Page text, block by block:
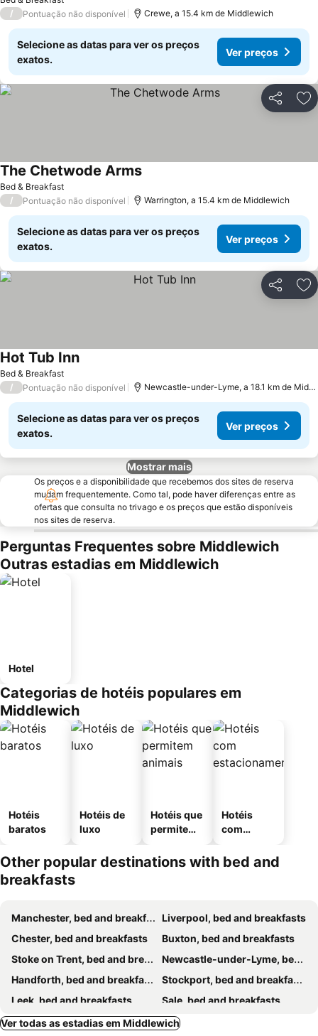
/ Pontuação não disponível Crewe, a 15.4 km de Middlewich
Selecione as datas para ver os preços
exatos.
Ver preços
Partilhar
Bed & Breakfast
The Chetwode Arms
/ Pontuação não disponível Warrington, a 15.4 km de Middlewich
Selecione as datas para ver os preços
exatos.
Ver preços
Partilhar
Bed & Breakfast
Hot Tub Inn
/ Pontuação não disponível Newcastle-under-Lyme, a 18.1 km de Middlewich
Selecione as datas para ver os preços
exatos.
Ver preços
Mostrar mais
Os preços e a disponibilidade que recebemos dos sites de reserva
mudam frequentemente. Como tal, pode haver diferenças entre as
ofertas que consulta no trivago e os preços que estão disponíveis
nos sites de reserva.
Perguntas Frequentes sobre Middlewich
Outras estadias em Middlewich
Hotel
Categorias de hotéis populares em
Middlewich
Hotéis
baratos
Hotéis de
luxo
Hotéis que
permitem
Hotéis
com
mento
Other popular destinations with bed and
breakfasts
Manchester, bed and breakfasts
Liverpool, bed and breakfasts
Chester, bed and breakfasts
Buxton, bed and breakfasts
Stoke on Trent, bed and breakfasts
Newcastle-under-Lyme, bed and breakfasts
Handforth, bed and breakfasts
Stockport, bed and breakfasts
Leek, bed and breakfasts
Sale, bed and breakfasts
St Helens, bed and breakfasts Warrington, bed and breakfasts
Ver todas as estadias em Middlewich